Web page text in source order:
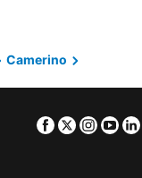
hotel con spa
Terme, hotel con spa
hotel con spa
hotel con spa
Camerino
Facebook
Twitter